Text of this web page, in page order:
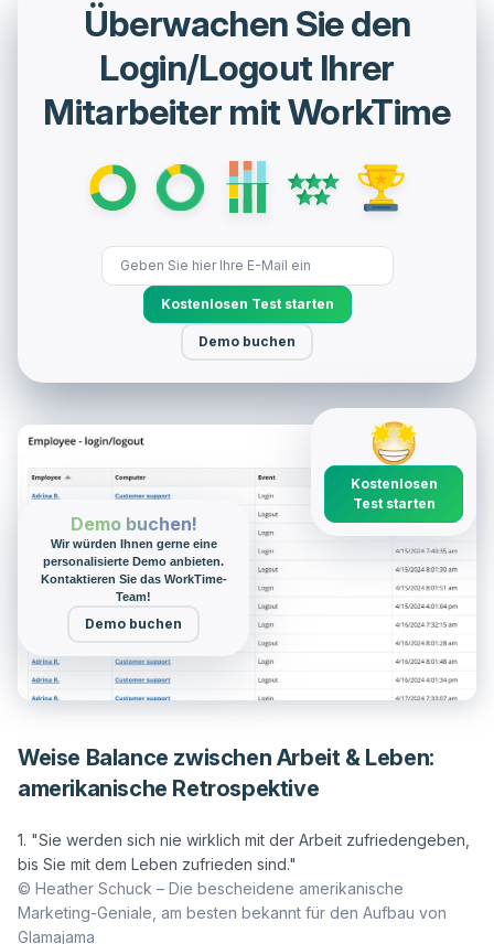
Überwachen Sie den
Login/Logout Ihrer
Mitarbeiter mit WorkTime
Kostenlosen Test starten
Demo buchen
Demo buchen!
Wir würden Ihnen gerne eine
personalisierte Demo anbieten.
Kontaktieren Sie das WorkTime-
Team!
Demo buchen
Kostenlosen
Test starten
Weise Balance zwischen Arbeit & Leben:
amerikanische Retrospektive
1. "Sie werden sich nie wirklich mit der Arbeit zufriedengeben,
© Heather Schuck – Die bescheidene amerikanische
Marketing-Geniale, am besten bekannt für den Aufbau von
Glamajama